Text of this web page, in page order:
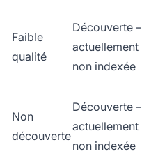
Faible
qualité
Découverte –
actuellement
non indexée
Non
découverte
Découverte –
actuellement
non indexée